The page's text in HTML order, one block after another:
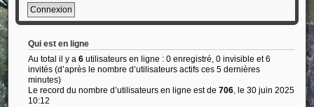
Qui est en ligne
Au total il y a 6utilisateurs en ligne : 0 enregistré, 0 invisible et 6
invités (d’après le nombre d’utilisateurs actifs ces 5 dernières
minutes)
Le record du nombre d’utilisateurs en ligne est de 706, le 30 juin 2025
10:12